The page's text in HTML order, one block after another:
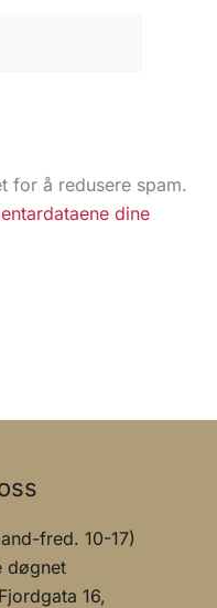
for å redusere spam.
dine
fred. 10-17)
døgnet
16,